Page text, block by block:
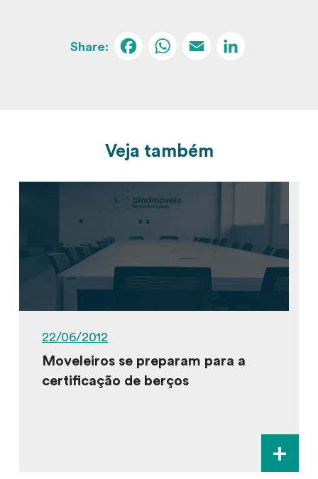
Facebook
WhatsApp
Email
Veja também
22/06/2012
Moveleiros se preparam para a
certificação de berços
+